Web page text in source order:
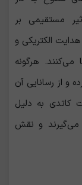
مستقیمی بر
الکتریکی و
هرگونه
و از رسانایی آن
کاتدی به دلیل
می‌گیرند و نقش